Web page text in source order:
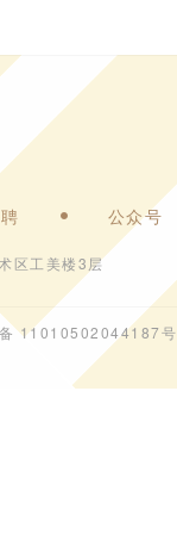
公众号
区工美楼3层
11010502044187号